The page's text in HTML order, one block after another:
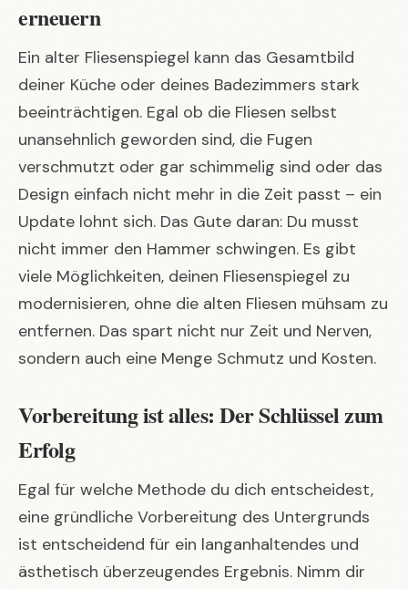
erneuern
Ein alter Fliesenspiegel kann das Gesamtbild
deiner Küche oder deines Badezimmers stark
beeinträchtigen. Egal ob die Fliesen selbst
unansehnlich geworden sind, die Fugen
verschmutzt oder gar schimmelig sind oder das
Design einfach nicht mehr in die Zeit passt – ein
Update lohnt sich. Das Gute daran: Du musst
nicht immer den Hammer schwingen. Es gibt
viele Möglichkeiten, deinen Fliesenspiegel zu
modernisieren, ohne die alten Fliesen mühsam zu
entfernen. Das spart nicht nur Zeit und Nerven,
sondern auch eine Menge Schmutz und Kosten.
Vorbereitung ist alles: Der Schlüssel zum
Erfolg
Egal für welche Methode du dich entscheidest,
eine gründliche Vorbereitung des Untergrunds
ist entscheidend für ein langanhaltendes und
ästhetisch überzeugendes Ergebnis. Nimm dir